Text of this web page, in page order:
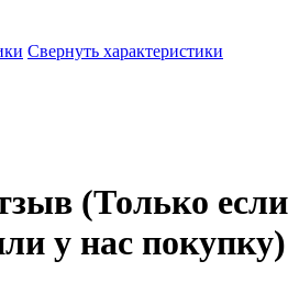
Свернуть характеристики
(Только если
у нас покупку)